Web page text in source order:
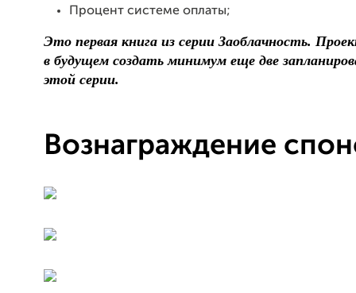
Процент системе оплаты;
Это первая книга из серии Заоблачность.
в будущем создать минимум еще две
этой серии.
Вознаграждение